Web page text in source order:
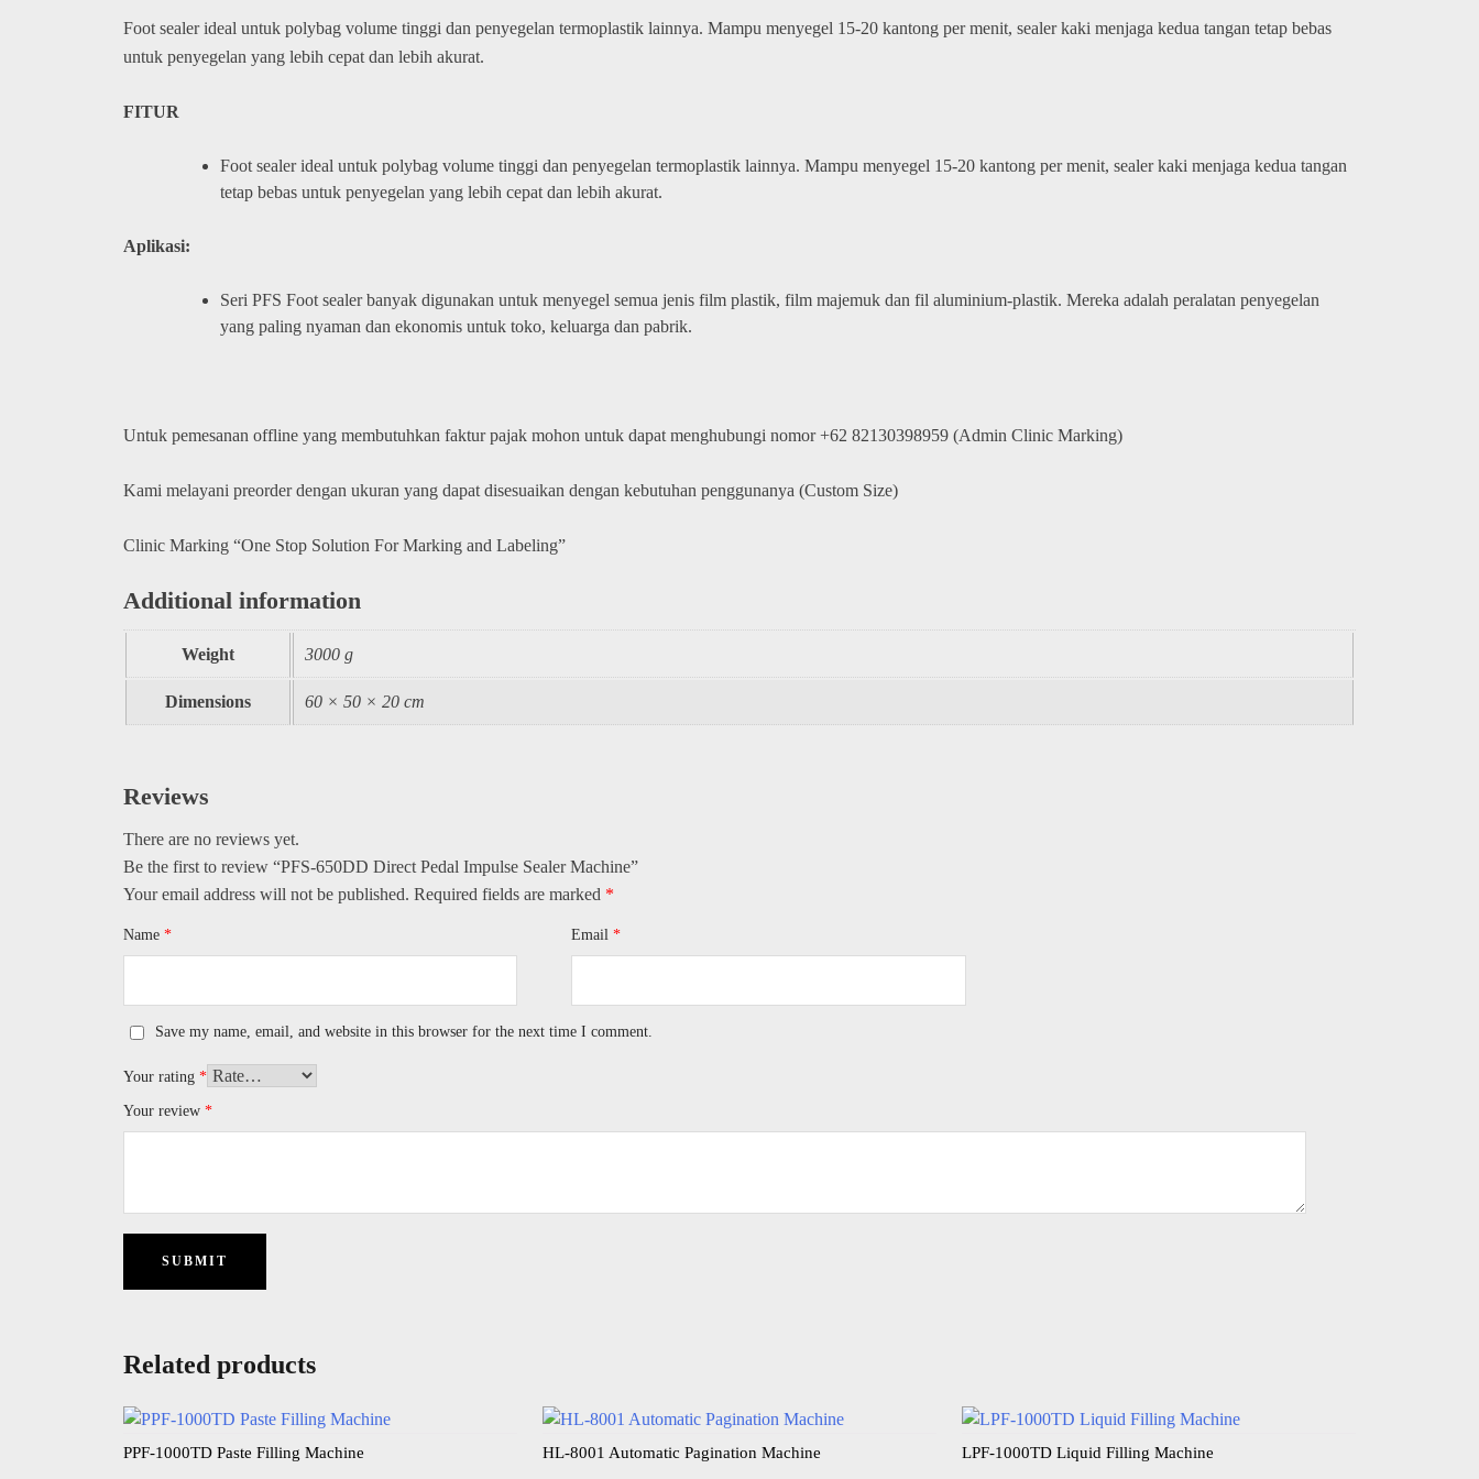
Foot sealer ideal untuk polybag volume tinggi dan penyegelan termoplastik lainnya. Mampu menyegel 15-20 kantong per menit, sealer kaki menjaga kedua tangan tetap bebas
untuk penyegelan yang lebih cepat dan lebih akurat.
FITUR
Foot sealer ideal untuk polybag volume tinggi dan penyegelan termoplastik lainnya. Mampu menyegel 15-20 kantong per menit, sealer kaki menjaga kedua tangan
tetap bebas untuk penyegelan yang lebih cepat dan lebih akurat.
Aplikasi:
Seri PFS Foot sealer banyak digunakan untuk menyegel semua jenis film plastik, film majemuk dan fil aluminium-plastik. Mereka adalah peralatan penyegelan
yang paling nyaman dan ekonomis untuk toko, keluarga dan pabrik.
Untuk pemesanan offline yang membutuhkan faktur pajak mohon untuk dapat menghubungi nomor +62 82130398959 (Admin Clinic Marking)
Kami melayani preorder dengan ukuran yang dapat disesuaikan dengan kebutuhan penggunanya (Custom Size)
Clinic Marking “One Stop Solution For Marking and Labeling”
Additional information
Weight 3000 g
Dimensions 60 × 50 × 20 cm
Reviews
There are no reviews yet.
Be the first to review “PFS-650DD Direct Pedal Impulse Sealer Machine​”
Your email address will not be published. Required fields are marked *
Name * Email*
Save my name, email, and website in this browser for the next time I comment.
Your rating *
Your review *
Related products
PPF-1000TD Paste Filling Machine​ HL-8001 Automatic Pagination Machine​ LPF-1000TD Liquid Filling Machine​